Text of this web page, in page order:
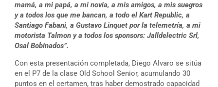
mamá, a mi papá, a mi novia, a mis amigos, a mis suegros
y a todos los que me bancan, a todo el Kart Republic, a
Santiago Fabani, a Gustavo Linquet por la telemetría, a mi
motorista Talmon y a todos los sponsors: Jalldelectric Srl,
Osal Bobinados”.
Con esta presentación completada, Diego Alvaro se sitúa
en el P7 de la clase Old School Senior, acumulando 30
puntos en el certamen, tras haber demostrado capacidad